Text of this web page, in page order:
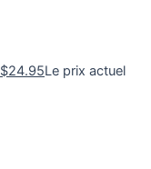
$24.95Le prix actuel